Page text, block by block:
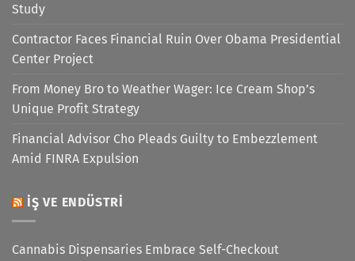
Study
Contractor Faces Financial Ruin Over Obama Presidential
Center Project
From Money Bro to Weather Wager: Ice Cream Shop’s
Unique Profit Strategy
Financial Advisor Cho Pleads Guilty to Embezzlement
Amid FINRA Expulsion
İŞ VE ENDÜSTRI
Cannabis Dispensaries Embrace Self-Checkout